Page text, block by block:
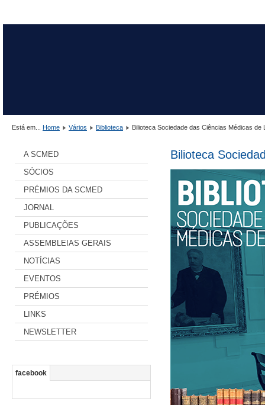
Está em... Home Vários Biblioteca Bilioteca Sociedade das Ciências Médicas de
A SCMED
SÓCIOS
PRÉMIOS DA SCMED
JORNAL
PUBLICAÇÕES
ASSEMBLEIAS GERAIS
NOTÍCIAS
EVENTOS
PRÉMIOS
LINKS
NEWSLETTER
facebook
Bilioteca